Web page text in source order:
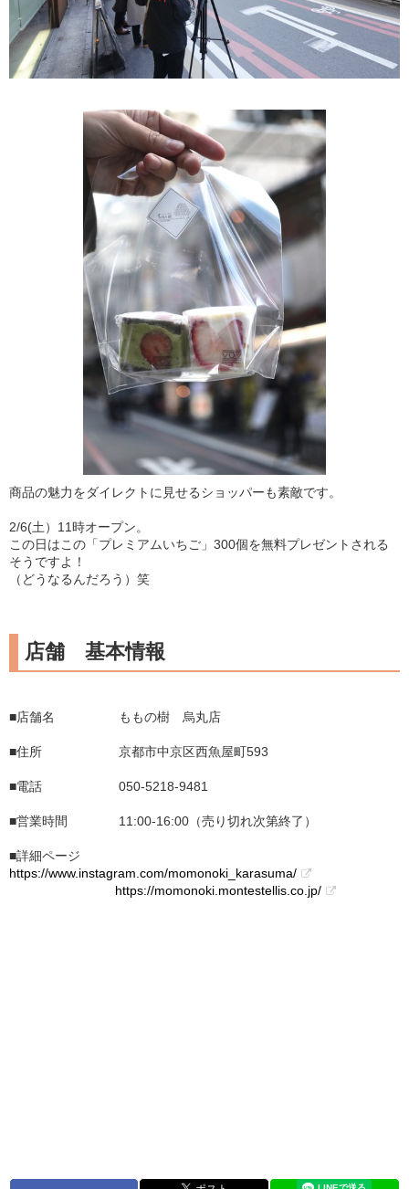
商品の魅力をダイレクトに見せるショッパーも素敵です。
2/6(土）11時オープン。
この日はこの「プレミアムいちご」300個を無料プレゼントされる
そうですよ！
（どうなるんだろう）笑
店舗 基本情報
■店舗名 ももの樹 烏丸店
■住所 京都市中京区西魚屋町593
■電話 050-5218-9481
■営業時間 11:00-16:00（売り切れ次第終了）
■詳細ページ
https://www.instagram.com/momonoki_karasuma/
https://momonoki.montestellis.co.jp/